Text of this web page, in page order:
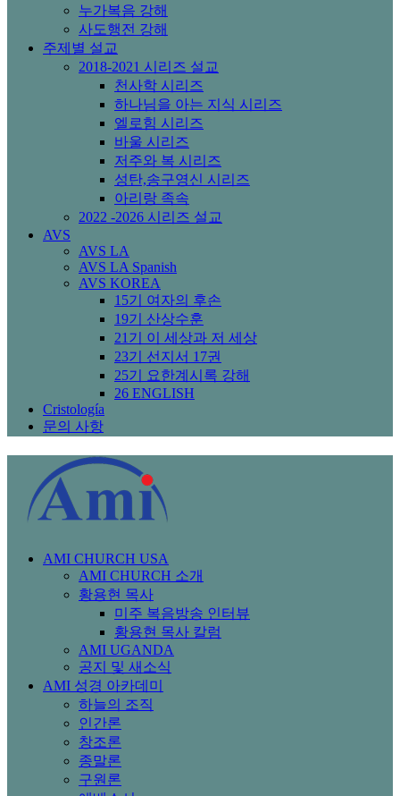
누가복음 강해
사도행전 강해
주제별 설교
2018-2021 시리즈 설교
천사학 시리즈
하나님을 아는 지식 시리즈
엘로힘 시리즈
바울 시리즈
저주와 복 시리즈
성탄,송구영신 시리즈
아리랑 족속
2022 -2026 시리즈 설교
AVS
AVS LA
AVS LA Spanish
AVS KOREA
15기 여자의 후손
19기 산상수훈
21기 이 세상과 저 세상
23기 선지서 17권
25기 요한계시록 강해
26 ENGLISH
Cristología
문의 사항
AMI CHURCH USA
AMI CHURCH 소개
황용현 목사
미주 복음방송 인터뷰
황용현 목사 칼럼
AMI UGANDA
공지 및 새소식
AMI 성경 아카데미
하늘의 조직
인간론
창조론
종말론
구원론